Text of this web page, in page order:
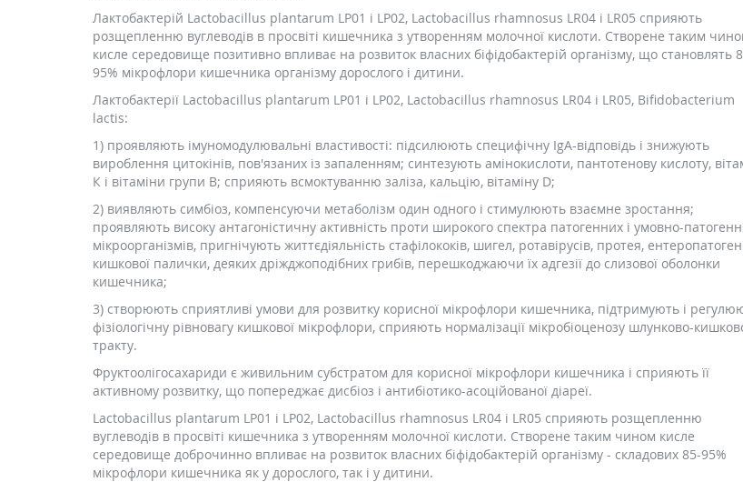
Лактобактерій Lactobacillus plantarum LP01 і LP02, Lactobacillus rhamnosus LR04 і LR05 сприяють
розщепленню вуглеводів в просвіті кишечника з утворенням молочної кислоти. Створене таким
кисле середовище позитивно впливає на розвиток власних біфідобактерій організму, що становлять
95% мікрофлори кишечника організму дорослого і дитини.
Лактобактерії Lactobacillus plantarum LP01 і LP02, Lactobacillus rhamnosus LR04 і LR05, Bifidobacterium
lactis:
1) проявляють імуномодулювальні властивості: підсилюють специфічну IgA-відповідь і знижують
вироблення цитокінів, пов'язаних із запаленням; синтезують амінокислоти, пантотенову кислоту,
К і вітаміни групи B; сприяють всмоктуванню заліза, кальцію, вітаміну D;
2) виявляють симбіоз, компенсуючи метаболізм один одного і стимулюють взаємне зростання;
проявляють високу антагоністичну активність проти широкого спектра патогенних і умовно-
мікроорганізмів, пригнічують життєдіяльність стафілококів, шигел, ротавірусів, протея,
кишкової палички, деяких дріжджоподібних грибів, перешкоджаючи їх адгезії до слизової оболонки
кишечника;
3) створюють сприятливі умови для розвитку корисної мікрофлори кишечника, підтримують і
фізіологічну рівновагу кишкової мікрофлори, сприяють нормалізації мікробіоценозу шлунково-
тракту.
Фруктоолігосахариди є живильним субстратом для корисної мікрофлори кишечника і сприяють її
активному розвитку, що попереджає дисбіоз і антибіотико-асоційованої діареї.
Lactobacillus plantarum LP01 і LP02, Lactobacillus rhamnosus LR04 і LR05 сприяють розщепленню
вуглеводів в просвіті кишечника з утворенням молочної кислоти. Створене таким чином кисле
середовище доброчинно впливає на розвиток власних біфідобактерій організму - складових 85-95%
мікрофлори кишечника як у дорослого, так і у дитини.